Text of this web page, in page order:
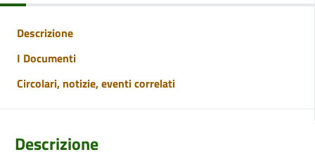
Descrizione
I Documenti
Circolari, notizie, eventi correlati
Descrizione